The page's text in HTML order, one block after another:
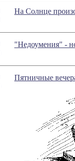
На Солнце
"Недоумения" -
Пятничные